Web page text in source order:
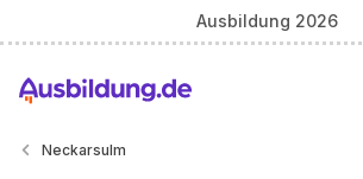
Ausbildung 2026
Neckarsulm